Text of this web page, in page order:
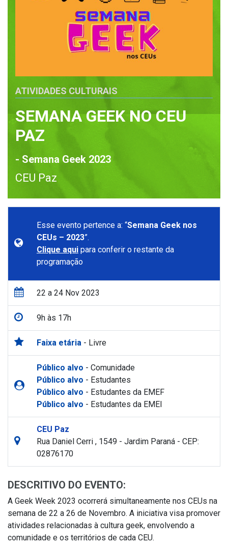
ATIVIDADES CULTURAIS
SEMANA GEEK NO CEU
PAZ
- Semana Geek 2023
CEU Paz
Esse evento pertence a: “Semana Geek nos
CEUs – 2023”.
Clique aqui para conferir o restante da
programação
22 a 24 Nov 2023
9h às 17h
Faixa etária - Livre
Público alvo - Comunidade
Público alvo - Estudantes
Público alvo - Estudantes da EMEF
Público alvo - Estudantes da EMEI
CEU Paz
Rua Daniel Cerri , 1549 - Jardim Paraná - CEP:
02876170
DESCRITIVO DO EVENTO:
A Geek Week 2023 ocorrerá simultaneamente nos CEUs na
semana de 22 a 26 de Novembro. A iniciativa visa promover
atividades relacionadas à cultura geek, envolvendo a
comunidade e os territórios de cada CEU.